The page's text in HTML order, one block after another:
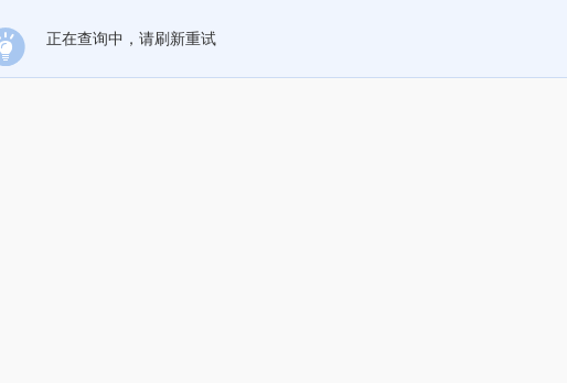
正在查询中，请刷新重试